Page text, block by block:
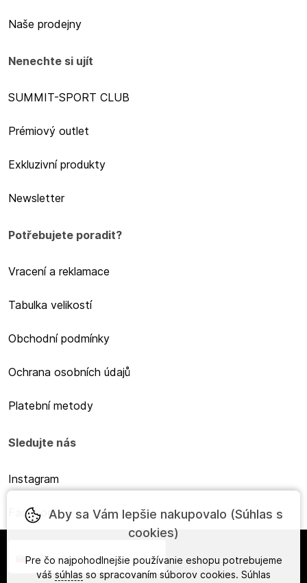
Naše prodejny
Nenechte si ujít
SUMMIT-SPORT CLUB
Prémiový outlet
Exkluzivní produkty
Newsletter
Potřebujete poradit?
Vracení a reklamace
Tabulka velikostí
Obchodní podmínky
Ochrana osobních údajů
Platební metody
Sledujte nás
Instagram
Facebook
Slovensky
Aby sa Vám lepšie nakupovalo (Súhlas s
cookies)
Pre čo najpohodlnejšie používanie eshopu potrebujeme
váš súhlas so spracovaním súborov cookies. Súhlas